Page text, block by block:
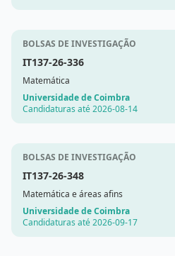
BOLSAS DE INVESTIGAÇÃO
IT137-26-336
Matemática
Universidade de Coimbra
Candidaturas até 2026-08-14
BOLSAS DE INVESTIGAÇÃO
IT137-26-348
Matemática e áreas afins
Universidade de Coimbra
Candidaturas até 2026-09-17